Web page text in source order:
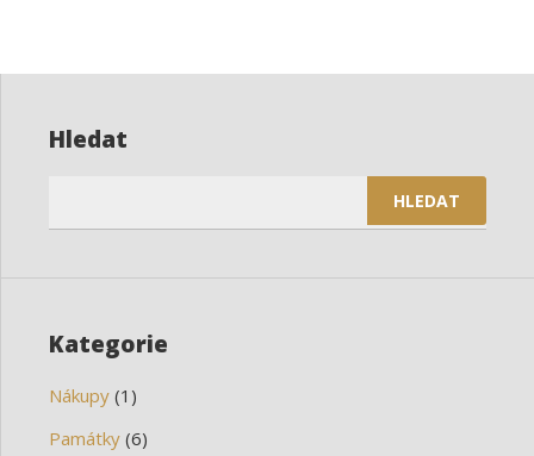
příspěvek
Hledat
Kategorie
Nákupy (1)
Památky (6)